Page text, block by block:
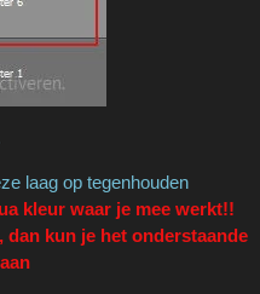
laag op tegenhouden
kleur waar je mee werkt!!
kun je het onderstaande